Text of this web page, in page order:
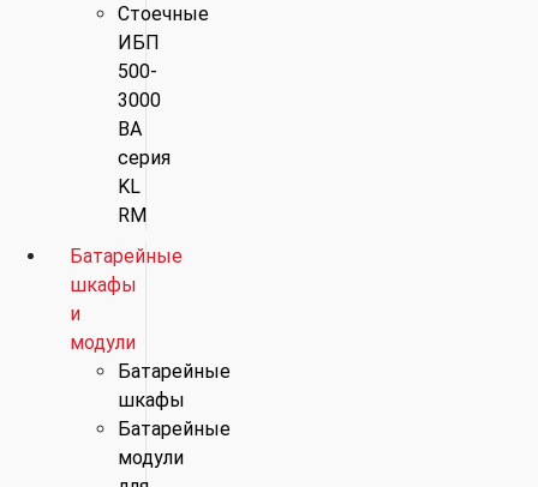
Стоечные
ИБП
500-
3000
ВА
серия
KL
RM
Батарейные
шкафы
и
модули
Батарейные
шкафы
Батарейные
модули